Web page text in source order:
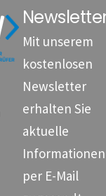
Mit unserem
kostenlosen
Newsletter
erhalten Sie
aktuelle
Informationen
per E-Mail